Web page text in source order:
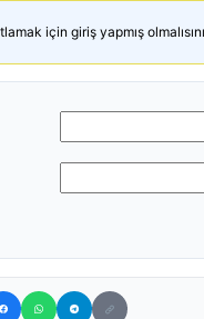
için giriş yapmış